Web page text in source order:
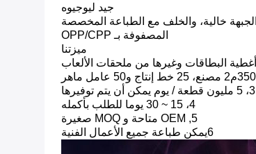
جيد ليوجيوه
الجبهة خالية، والخلف مع الطباعة المخصصة
المصفوفة بـ OPP/CPP
ميزتنا
3، 5 مليون قطعة / يوم يمكن أن يتم توفيرها
4، 15 ~ 30 يوما للطلب بأكمله
5, OEM متاحة و MOQ صغيرة
6يمكن طباعة جميع الأعمال الفنية